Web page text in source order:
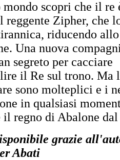
scopri che il re
reggente Zipher, che
riducendo allo
Una nuova
segreto per cacciare
il Re sul trono. Ma
sono molteplici e i
in qualsiasi
il regno di Abalone
grazie
Abati